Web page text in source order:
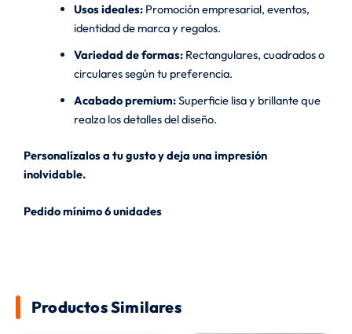
Usos ideales:Promoción empresarial, eventos,
identidad de marca y regalos.
Variedad de formas:Rectangulares, cuadrados o
circulares según tu preferencia.
Acabado premium:Superficie lisa y brillante que
realza los detalles del diseño.
Personalízalos a tu gusto y deja una impresión
inolvidable.
Pedido mínimo 6 unidades
Productos Similares